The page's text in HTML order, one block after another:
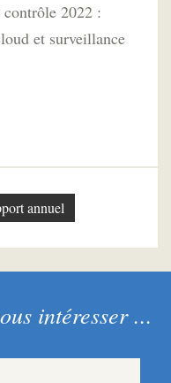
2022 :
et surveillance
annuel
intéresser ...